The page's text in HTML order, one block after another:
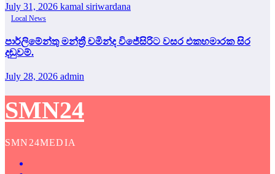
July 31, 2026 kamal siriwardana
Local News
පාර්ලිමේන්තු මන්ත්‍රී චමින්ද විජේසිරිට වසර එකහමාරක සිර
දඬුවම්.
July 28, 2026 admin
SMN24
SMN24MEDIA